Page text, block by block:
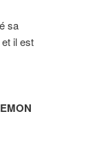
sa
il est